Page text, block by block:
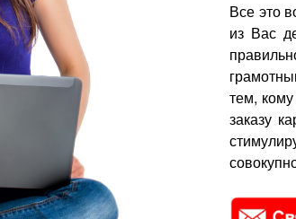
Все это
из Вас
тем,
заказу